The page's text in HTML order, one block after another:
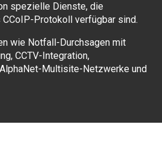
spezielle Dienste, die
Protokoll verfügbar sind.
wie Notfall-Durchsagen mit
CCTV-Integration,
Multisite-Netzwerke und